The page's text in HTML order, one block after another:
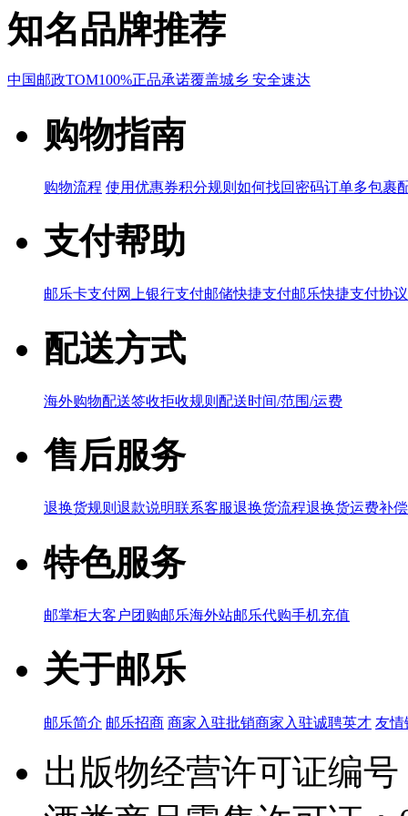
知名品牌推荐
中国邮政TOM100%正品承诺覆盖城乡 安全速达
购物指南
购物流程 使用优惠券积分规则 如何找回密码订单多包裹
支付帮助
邮乐卡支付网上银行支付邮储快捷支付邮乐快捷支付协议
配送方式
海外购物配送签收拒收规则 配送时间/范围/运费
售后服务
退换货规则 退款说明联系客服退换货流程退换货运费补
特色服务
邮掌柜大客户团购邮乐海外站邮乐代购手机充值
关于邮乐
邮乐简介 邮乐招商 商家入驻批销商家入驻诚聘英才 友情
出版物经营许可证编